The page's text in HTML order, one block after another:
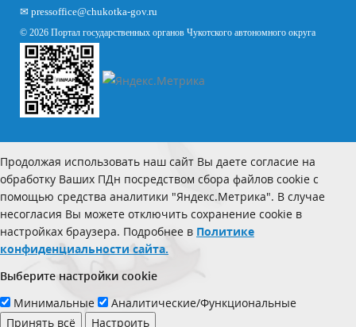
✉ pressoffice@chukotka-gov.ru
© 2026 Портал государственных органов Чукотского автономного округа
Продолжая использовать наш сайт Вы даете согласие на
обработку Ваших ПДн посредством сбора файлов cookie с
помощью средства аналитики "Яндекс.Метрика". В случае
несогласия Вы можете отключить сохранение cookie в
настройках браузера. Подробнее в Политике
конфиденциальности сайта.
Выберите настройки cookie
Минимальные
Аналитические/Функциональные
Принять всё
Настроить